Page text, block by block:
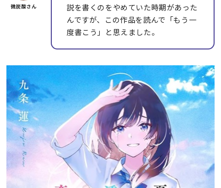
説を書くのをやめていた時期があった
んですが、この作品を読んで「もう一
度書こう」と思えました。